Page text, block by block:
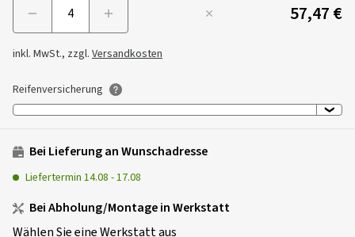
57,47 €
inkl. MwSt., zzgl. Versandkosten
Reifenversicherung
Bei Lieferung an Wunschadresse
Liefertermin 14.08 -17.08
Bei Abholung/Montage in Werkstatt
Wählen Sie eine Werkstatt aus